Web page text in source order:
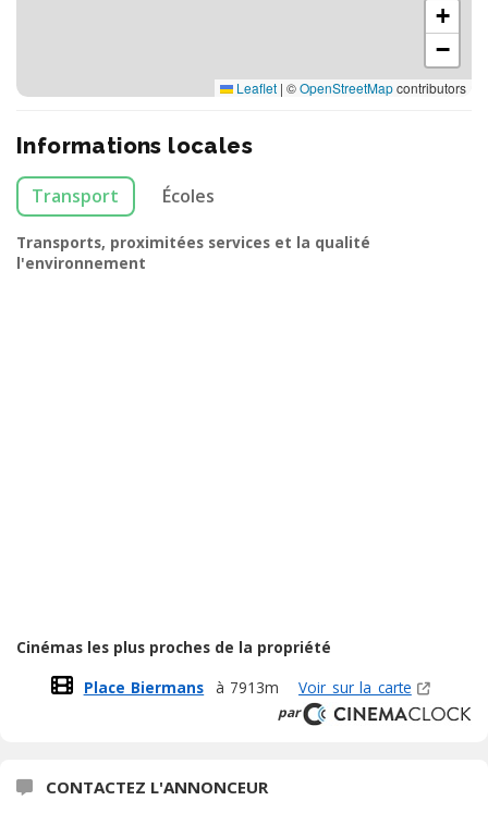
+
−
Leaflet | ©OpenStreetMapcontributors
Informations locales
Transport Écoles
Transports, proximitées services et la qualité
l'environnement
Cinémas les plus proches de la propriété
Place Biermans à 7913m Voir sur la carte
par
CONTACTEZ L'ANNONCEUR